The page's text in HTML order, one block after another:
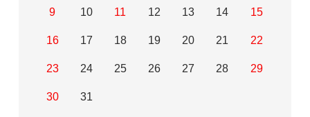
9 10 11 12 13 14 15
16 17 18 19 20 21 22
23 24 25 26 27 28 29
30 31